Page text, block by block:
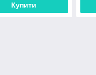
Купити